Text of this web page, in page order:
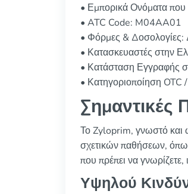
• Εμπορικά Ονόματα
• ATC Code: M04AA01
• Φόρμες &
• Κατασκευαστές στην
• Κατάσταση Εγγραφής
• Κατηγοριοποίηση OTC
Σημαντικές
Το Zyloprim, γνωστό και
σχετικών παθήσεων,
που πρέπει να
Υψηλού